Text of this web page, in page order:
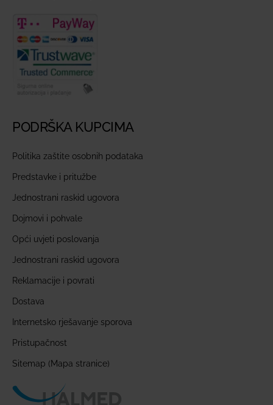
PODRŠKA KUPCIMA
Politika zaštite osobnih podataka
Predstavke i pritužbe
Jednostrani raskid ugovora
Dojmovi i pohvale
Opći uvjeti poslovanja
Jednostrani raskid ugovora
Reklamacije i povrati
Dostava
Internetsko rješavanje sporova
Pristupačnost
Sitemap (Mapa stranice)